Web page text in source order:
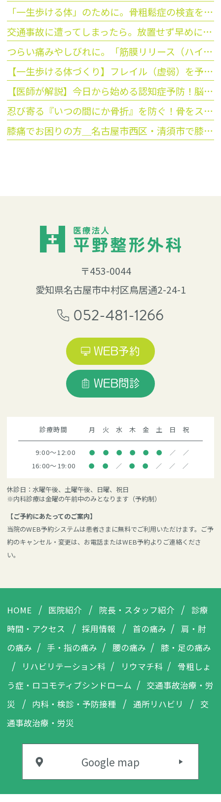
「一生歩ける体」のために。骨粗鬆症の検査を今、お勧めする3つの理由
交通事故に遭ってしまったら。放置せず早めに受診を
つらい痛みやしびれに。「筋膜リリース（ハイドロリリース）」のご紹介
【一生歩ける体づくり】フレイル（虚弱）を予防して、いつまでも活動的な毎日を！
【医師が解説】今日から始める認知症予防！脳を活性化する「簡単な習慣」と脳トレのコツ
忍び寄る『いつの間にか骨折』を防ぐ！骨をスカスカにさせない生活習慣
膝痛でお困りの方＿名古屋市西区・清須市で膝痛でお困りの方、平野整形へご相談ください。
〒453-0044
愛知県名古屋市中村区鳥居通2-24-1
052-481-1266
WEB予約
WEB問診
診療時間 月 火 水 木 金 土 日 祝
9:00～12:00 ● ● ● ● ● ● ／ ／
16:00～19:00 ● ● ／ ● ● ／ ／ ／
休診日：水曜午後、土曜午後、日曜、祝日
※内科診療は金曜の午前中のみとなります（予約制）
【ご予約にあたってのご案内】
当院のWEB予約システムは患者さまに無料でご利用いただけます。ご予
約のキャンセル・変更は、お電話またはWEB予約よりご連絡くださ
い。
HOME 医院紹介 院長・ スタッフ紹介
診療
時間・ アクセス 採用情報 首の痛み
肩・肘
の痛み
手・指の痛み 腰の痛み
膝・足の痛み
リハビリテーション科
リウマチ科
骨粗しょ
う症・ ロコモティブシンドローム
交通事故治療・労
災
内科・検診・ 予防接種 通所リハビリ
交
通事故治療・ 労災
Google map